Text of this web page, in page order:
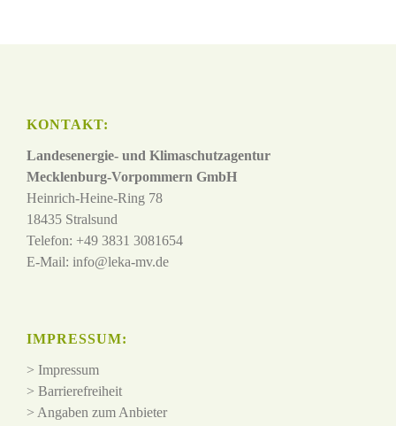
KONTAKT:
Landesenergie- und Klimaschutzagentur
Mecklenburg-Vorpommern GmbH
Heinrich-Heine-Ring 78
18435 Stralsund
Telefon: +49 3831 3081654
E-Mail: info@leka-mv.de
IMPRESSUM:
> Impressum
> Barrierefreiheit
> Angaben zum Anbieter